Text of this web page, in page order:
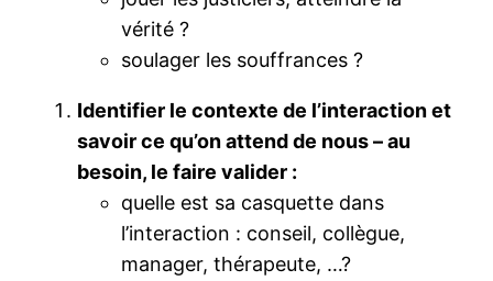
vérité ?
soulager les souffrances ?
Identifier le contexte de l’interaction et
savoir ce qu’on attend de nous – au
besoin, le faire valider :
quelle est sa casquette dans
l’interaction : conseil, collègue,
manager, thérapeute, …?